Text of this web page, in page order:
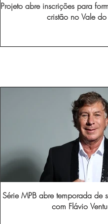
Projeto abre inscrições para
cristão no Vale
Série MPB abre temporada de
com Flávio